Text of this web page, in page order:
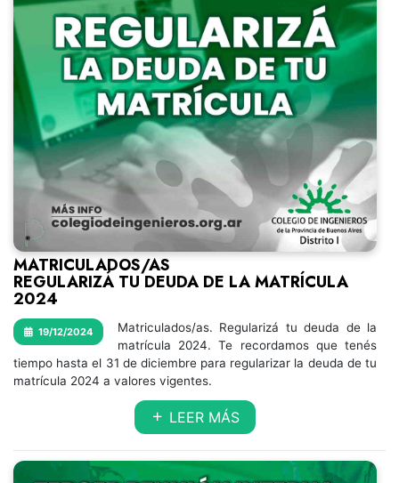
MATRICULADOS/AS
REGULARIZÁ TU DEUDA DE LA MATRÍCULA
2024
19/12/2024
Matriculados/as. Regularizá tu deuda de la
matrícula 2024. Te recordamos que tenés
tiempo hasta el 31 de diciembre para regularizar la deuda de tu
matrícula 2024 a valores vigentes.
LEER MÁS